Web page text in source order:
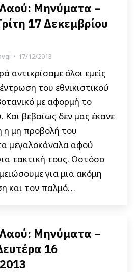
Μηνύματα –
17 Δεκεμβρίου
17/12/2013
αντικρίσαμε όλοι εμείς
του εθνικιστικού
με αφορμή το
Και βεβαίως δεν μας έκανε
μη προβολή του
μεγαλοκάναλα αφού
τακτική τους. Ωστόσο
για μια ακόμη
και τον παλμό…
Μηνύματα –
16